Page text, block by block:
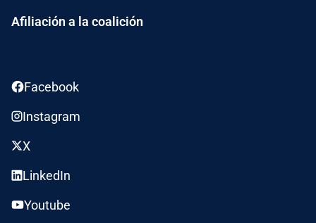
Afiliación a la coalición
Facebook
Instagram
X
LinkedIn
Youtube